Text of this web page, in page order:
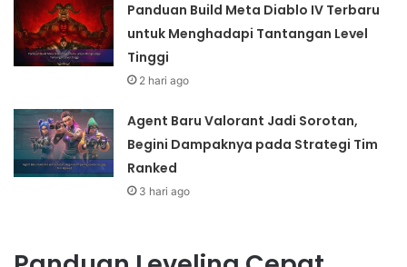
Panduan Build Meta Diablo IV Terbaru
untuk Menghadapi Tantangan Level
Tinggi
2 hari ago
Agent Baru Valorant Jadi Sorotan,
Begini Dampaknya pada Strategi Tim
Ranked
3 hari ago